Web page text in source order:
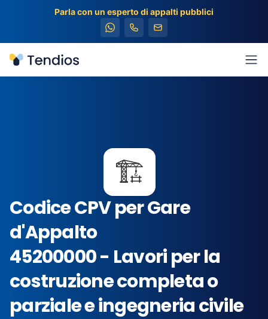
Parla con un esperto di appalti pubblici
Tendios
🏗️
Codice CPV per Gare
d'Appalto
45200000 - Lavori per la
costruzione completa o
parziale e ingegneria civile